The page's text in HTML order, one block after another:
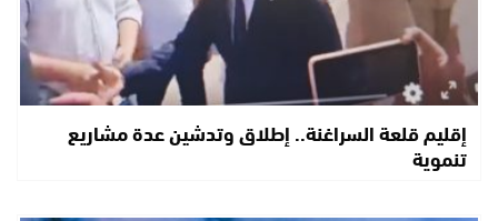
إقليم قلعة السراغنة.. إطلاق وتدشين عدة مشاريع
تنموية